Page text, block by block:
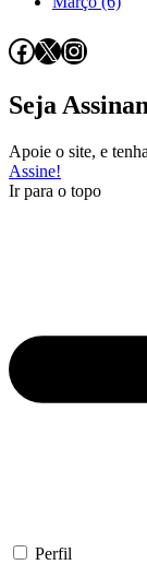
Facebook
X
Seja
Apoie o site, e
Assine!
Ir para o topo
Perfil